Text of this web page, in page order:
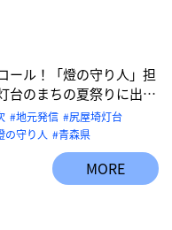
ール！「燈の守り人」担
台のまちの夏祭りに出演
尻屋埼灯台】
地元発信
尻屋埼灯台
の守り⼈ 青森県
MORE